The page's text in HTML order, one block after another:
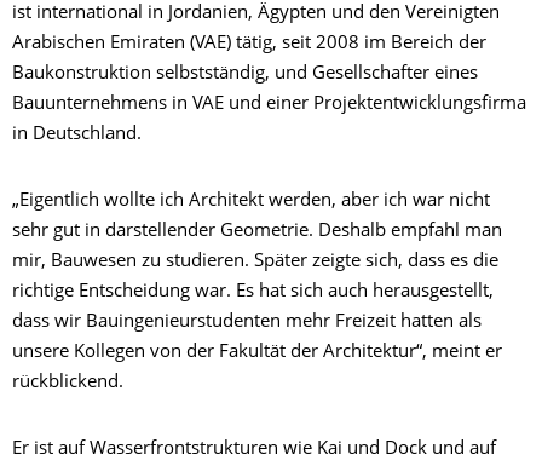
ist international in Jordanien, Ägypten und den Vereinigten
Arabischen Emiraten (VAE) tätig, seit 2008 im Bereich der
Baukonstruktion selbstständig, und Gesellschafter eines
Bauunternehmens in VAE und einer Projektentwicklungsfirma
in Deutschland.
„Eigentlich wollte ich Architekt werden, aber ich war nicht
sehr gut in darstellender Geometrie. Deshalb empfahl man
mir, Bauwesen zu studieren. Später zeigte sich, dass es die
richtige Entscheidung war. Es hat sich auch herausgestellt,
dass wir Bauingenieurstudenten mehr Freizeit hatten als
unsere Kollegen von der Fakultät der Architektur“, meint er
rückblickend.
Er ist auf Wasserfrontstrukturen wie Kai und Dock und auf